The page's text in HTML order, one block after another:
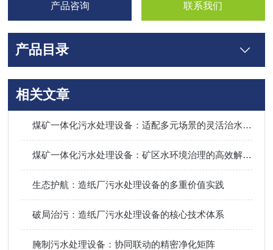
产品咨询 联系我们
产品目录
相关文章
煤矿一体化污水处理设备：适配多元场景的灵活治水利器
煤矿一体化污水处理设备：矿区水环境治理的高效解决方案
生态护航：造纸厂污水处理设备的多重价值实践
破局治污：造纸厂污水处理设备的核心技术体系
腌制污水处理设备：协同联动的精密净化矩阵